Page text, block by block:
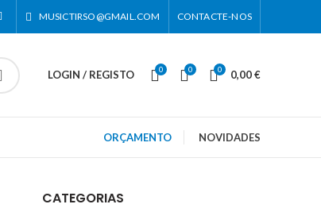
MUSICTIRSO@GMAIL.COM CONTACTE-NOS
LOGIN / REGISTO 0 0 0 0,00€
ORÇAMENTO NOVIDADES
CATEGORIAS